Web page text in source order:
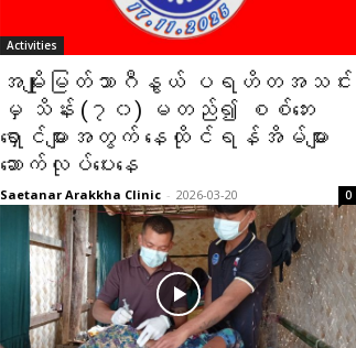
Activities
အမျိုးမြတ်သာဂီနွယ် ပရဟိတအသင်း
မှ သိန်း (၇၀) မတည်၍ စစ်ဘေး
ရှောင်များအတွက် နေထိုင်ရန်အိမ်များ
ဆောက်လုပ်ပေးနေ
Saetanar Arakkha Clinic - 2026-03-20 0